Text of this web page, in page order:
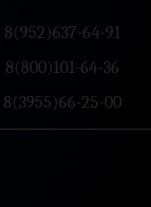
8(952)637-64-91
8(800)101-64-36
8(3955)66-25-00